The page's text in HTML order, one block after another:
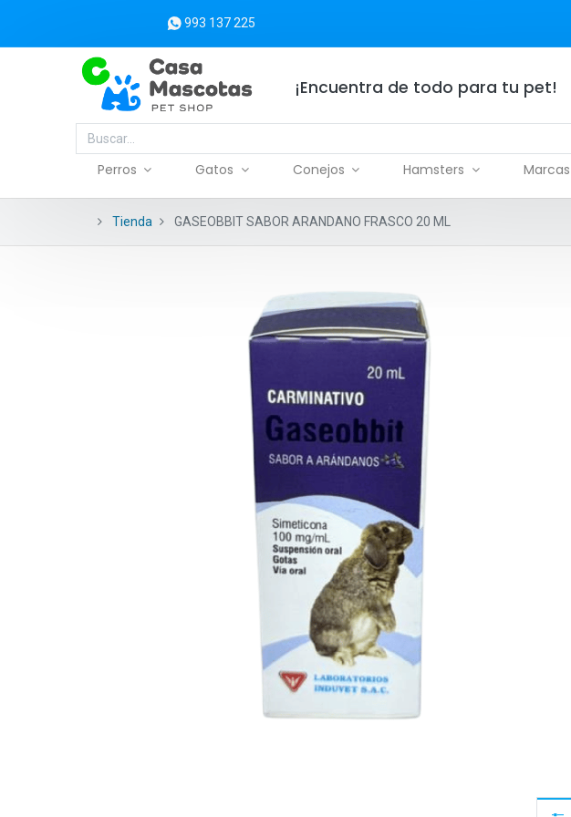
993 137 225
¡Encuentra de todo para tu pet!
Perros Gatos Conejos Hamsters Marcas
Tienda GASEOBBIT SABOR ARANDANO FRASCO 20 ML